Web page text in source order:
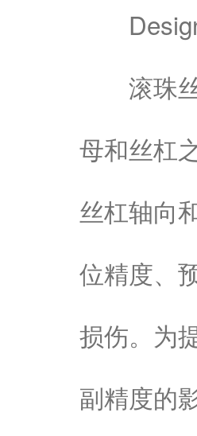
Design
滚珠丝
母和丝杠
丝杠轴向
位精度、
损伤。为
副精度的